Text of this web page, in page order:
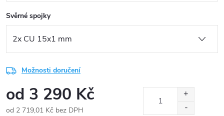
Svěrné spojky
Možnosti doručení
od 3 290 Kč
od 2 719,01 Kč bez DPH